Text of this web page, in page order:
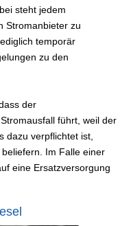
steht jedem
Stromanbieter zu
temporär
zu den
der
führt, weil der
dazu verpflichtet ist,
Im Falle einer
eine Ersatzversorgung